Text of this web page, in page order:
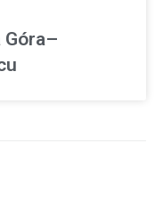
Góra–